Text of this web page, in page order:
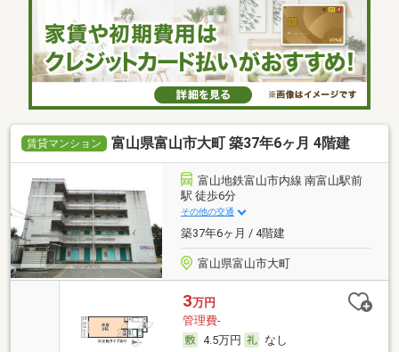
賃貸マンション 富山県富山市大町 築37年6ヶ月 4階建
富山地鉄富山市内線 南富山駅前
駅 徒歩6分
その他の交通
築37年6ヶ月 / 4階建
富山県富山市大町
3万円
管理費-
4.5万円
なし